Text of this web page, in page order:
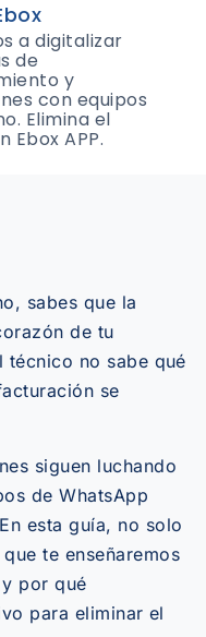
a digitalizar
de
y
con equipos
Elimina el
Ebox APP.
sabes que la
de tu
no sabe qué
se
siguen luchando
de WhatsApp
esta guía, no solo
te enseñaremos
por qué
para eliminar el